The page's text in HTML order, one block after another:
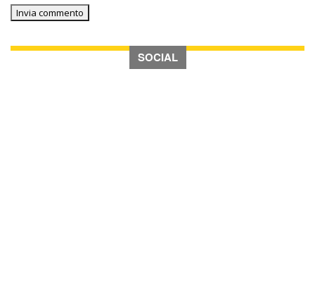
SOCIAL